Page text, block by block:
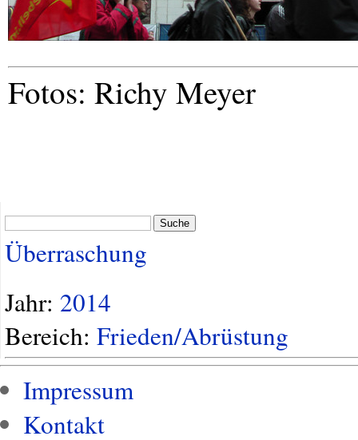
Fotos: Richy Meyer
Suche
Überraschung
Jahr: 2014
Bereich: Frieden/Abrüstung
Impressum
Kontakt